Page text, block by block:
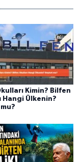
Kimin? Bilfen
Hangi Ülkenin?